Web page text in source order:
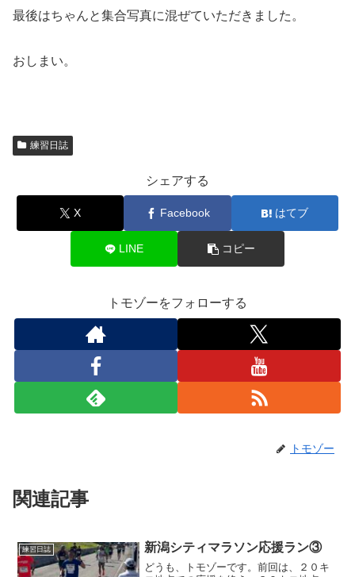
最後はちゃんと集合写真に混ぜていただきました。
おしまい。
練習日誌
シェアする
X Facebook はてブ
LINE コピー
トモゾーをフォローする
トモゾー
関連記事
練習日誌 新潟シティマラソン応援ラン③
どうも、トモゾーです。前回は、２０キ